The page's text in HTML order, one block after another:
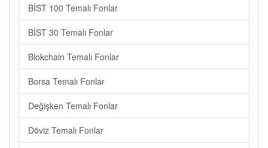
BİST 100 Temalı Fonlar
BİST 30 Temalı Fonlar
Blokchain Temalı Fonlar
Borsa Temalı Fonlar
Değişken Temalı Fonlar
Döviz Temalı Fonlar